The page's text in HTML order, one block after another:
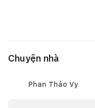
Chuyện nhà
Phan Thảo Vy